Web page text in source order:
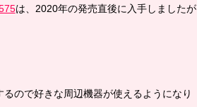
は、2020年の発売直後に入手しましたが
ので好きな周辺機器が使えるようになり